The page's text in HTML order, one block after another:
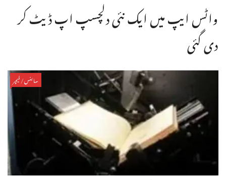
واٹس ایپ میں ایک نئی دلچسپ اپ ڈیٹ کر
دی گئی
سائنس/فیچر